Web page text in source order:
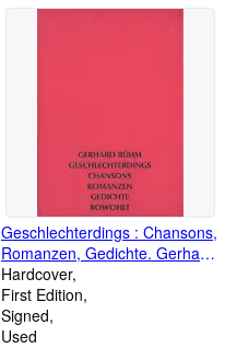
Geschlechterdings : Chansons,
Romanzen, Gedichte. Gerhard
Rühm
Hardcover
First Edition
Signed
Used